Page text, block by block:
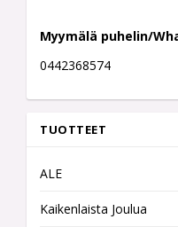
Myymälä puhelin/
0442368574
TUOTTEET
ALE
Kaikenlaista Joulua